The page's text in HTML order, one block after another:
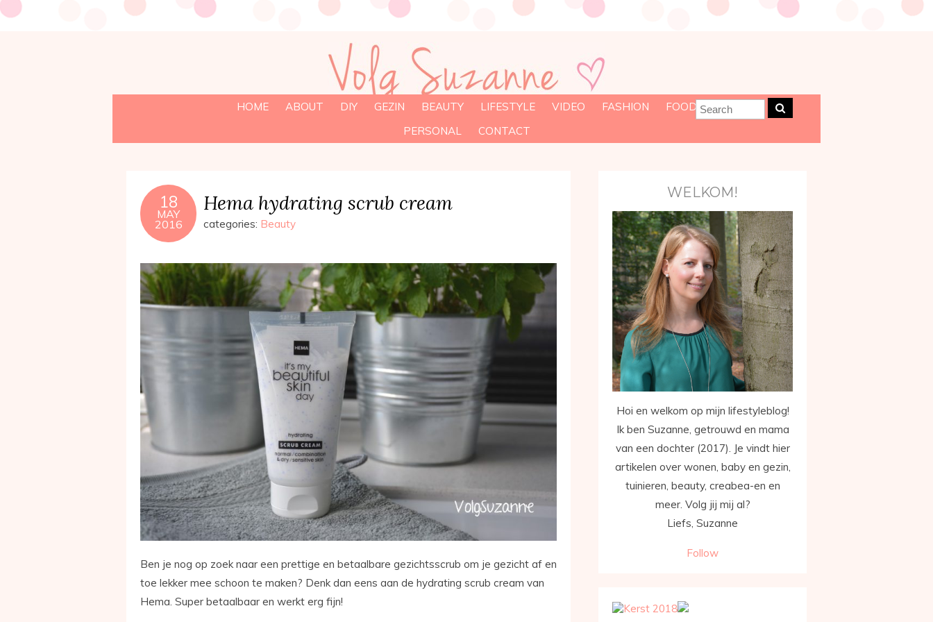
HOME ABOUT DIY GEZIN BEAUTY LIFESTYLE VIDEO FASHION
FOOD
PERSONAL
CONTACT
18
MAY
2016
Hema hydrating scrub cream
categories: Beauty
Ben je nog op zoek naar een prettige en betaalbare gezichtsscrub om je gezicht af en
toe lekker mee schoon te maken? Denk dan eens aan de hydrating scrub cream van
Hema. Super betaalbaar en werkt erg fijn!
WELKOM!
Hoi en welkom op mijn lifestyleblog!
Ik ben Suzanne, getrouwd en mama
van een dochter (2017). Je vindt hier
artikelen over wonen, baby en gezin,
tuinieren, beauty, creabea-en en
meer. Volg jij mij al?
Liefs, Suzanne
Follow